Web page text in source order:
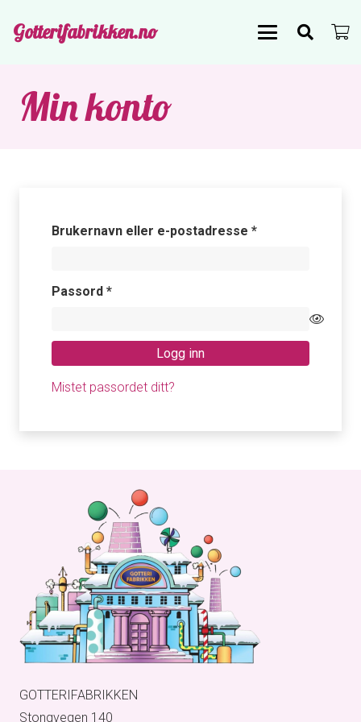
Gotterifabrikken.no
Min konto
Brukernavn eller e-postadresse *Påkrevd
Passord *Påkrevd
Logg inn
Mistet passordet ditt?
GOTTERIFABRIKKEN
Stongvegen 140